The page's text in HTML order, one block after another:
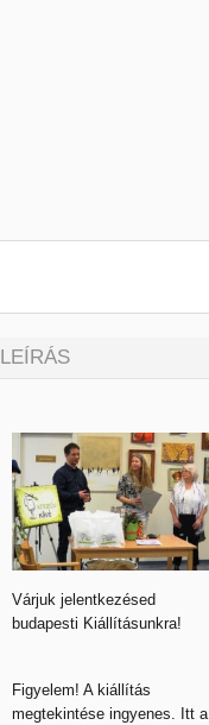
LEÍRÁS
Várjuk jelentkezésed
budapesti Kiállításunkra!
Figyelem! A kiállítás
megtekintése ingyenes. Itt a